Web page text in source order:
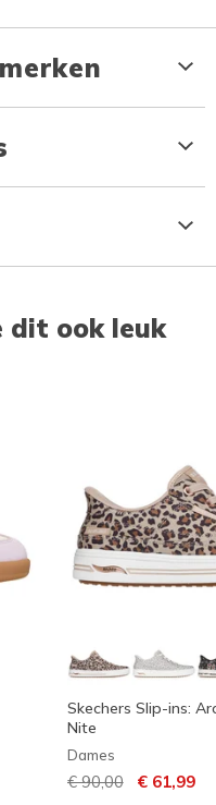
dit ook leuk
Skechers Slip-ins:
Nite
Dames
Prijs verlaagd van
€ 90,00naar
€ 61,99